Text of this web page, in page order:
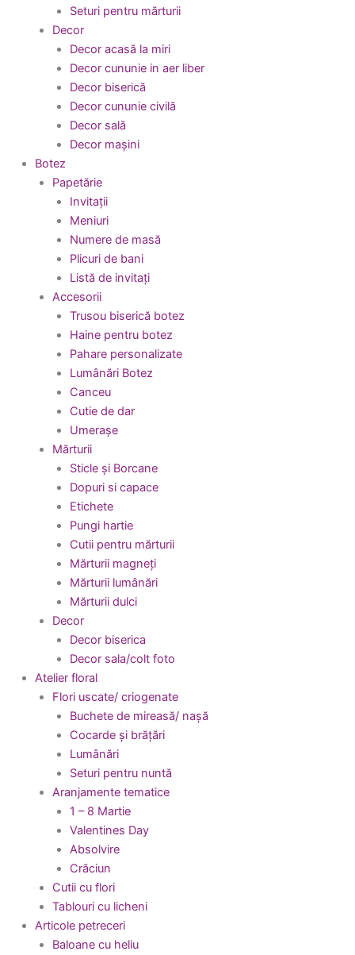
Seturi pentru mărturii
Decor
Decor acasă la miri
Decor cununie in aer liber
Decor biserică
Decor cununie civilă
Decor sală
Decor mașini
Botez
Papetărie
Invitații
Meniuri
Numere de masă
Plicuri de bani
Listă de invitați
Accesorii
Trusou biserică botez
Haine pentru botez
Pahare personalizate
Lumânări Botez
Canceu
Cutie de dar
Umerașe
Mărturii
Sticle și Borcane
Dopuri si capace
Etichete
Pungi hartie
Cutii pentru mărturii
Mărturii magneți
Mărturii lumânări
Mărturii dulci
Decor
Decor biserica
Decor sala/colt foto
Atelier floral
Flori uscate/ criogenate
Buchete de mireasă/ nașă
Cocarde și brățări
Lumânări
Seturi pentru nuntă
Aranjamente tematice
1 – 8 Martie
Valentines Day
Absolvire
Crăciun
Cutii cu flori
Tablouri cu licheni
Articole petreceri
Baloane cu heliu